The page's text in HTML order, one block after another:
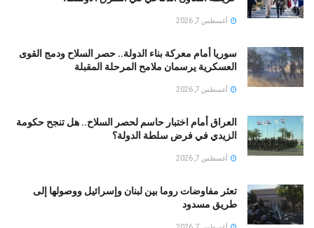
أغسطس 7, 2026
سوريا أمام معركة بناء الدولة.. حصر السلاح ودمج القوى
العسكرية يرسمان ملامح المرحلة المقبلة
أغسطس 7, 2026
العراق أمام اختبار حاسم لحصر السلاح.. هل تنجح حكومة
الزيدي في فرض سلطة الدولة؟
أغسطس 7, 2026
تعثر مفاوضات روما بين لبنان وإسرائيل ووصولها إلى
طريق مسدود